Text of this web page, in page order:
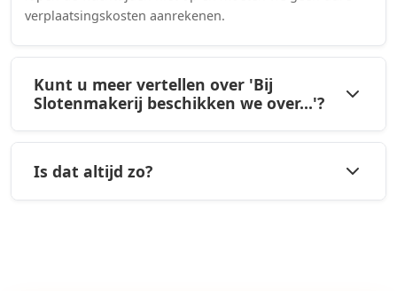
verplaatsingskosten aanrekenen.
Kunt u meer vertellen over 'Bij
Slotenmakerij beschikken we over...'?
Is dat altijd zo?